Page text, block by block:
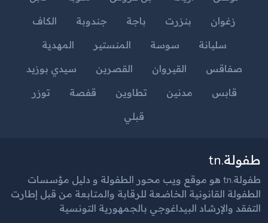
زغوان
بنزرت باجة جندوبة
الكاف
سليانة
سوسة المنستير
المهدية
صفاقس
القيروان القصرين
سيدي بوزيد
قابس
مدنين تطاوين قفصة
توزر
قبلي
طفولة.tn
طفولة.tn هو موقع ويب محور الطفولة و دليل مؤسسات
الطفولة القانونية الخاضعة للرقابة والمتابعة من قبل إطارت
التفقد والإرشاد البيداغوجي بالجمهورية التونسية